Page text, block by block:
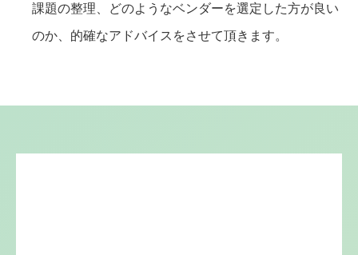
課題の整理、どのようなベンダーを選定した方が良い
のか、的確なアドバイスをさせて頂きます。